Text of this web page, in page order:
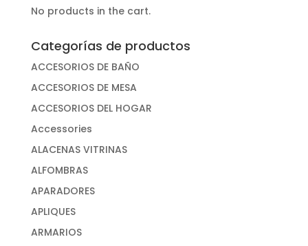
No products in the cart.
Categorías de productos
ACCESORIOS DE BAÑO
ACCESORIOS DE MESA
ACCESORIOS DEL HOGAR
Accessories
ALACENAS VITRINAS
ALFOMBRAS
APARADORES
APLIQUES
ARMARIOS